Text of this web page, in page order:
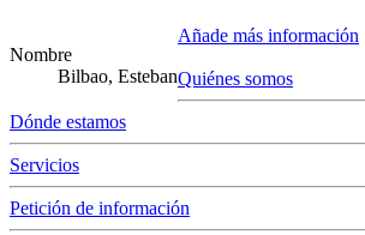
Nombre
Bilbao, Esteban
Añade más información
Quiénes somos
Dónde estamos
Servicios
Petición de información